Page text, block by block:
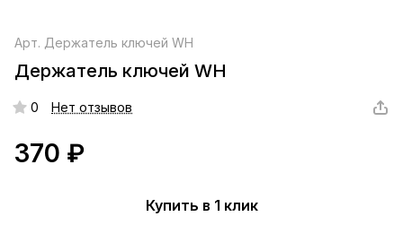
Арт. Держатель ключей WH
Держатель ключей WH
0 Нет отзывов
370 ₽
Купить в 1 клик